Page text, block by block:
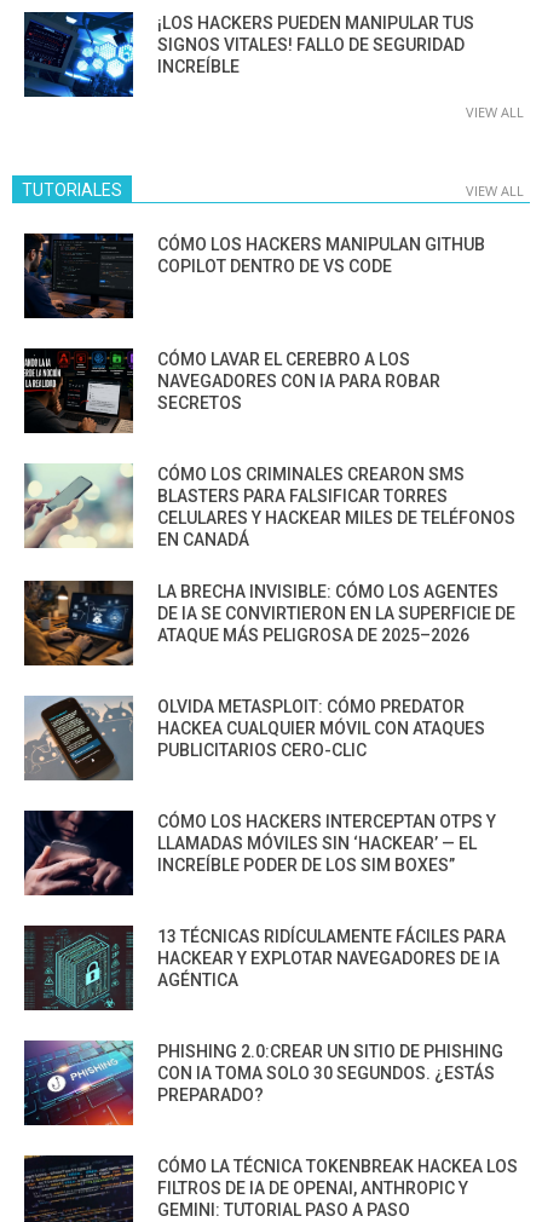
¡LOS HACKERS PUEDEN MANIPULAR TUS
SIGNOS VITALES! FALLO DE SEGURIDAD
INCREÍBLE
VIEW ALL
TUTORIALES VIEW ALL
CÓMO LOS HACKERS MANIPULAN GITHUB
COPILOT DENTRO DE VS CODE
CÓMO LAVAR EL CEREBRO A LOS
NAVEGADORES CON IA PARA ROBAR
SECRETOS
CÓMO LOS CRIMINALES CREARON SMS
BLASTERS PARA FALSIFICAR TORRES
CELULARES Y HACKEAR MILES DE TELÉFONOS
EN CANADÁ
LA BRECHA INVISIBLE: CÓMO LOS AGENTES
DE IA SE CONVIRTIERON EN LA SUPERFICIE DE
ATAQUE MÁS PELIGROSA DE 2025–2026
OLVIDA METASPLOIT: CÓMO PREDATOR
HACKEA CUALQUIER MÓVIL CON ATAQUES
PUBLICITARIOS CERO-CLIC
CÓMO LOS HACKERS INTERCEPTAN OTPS Y
LLAMADAS MÓVILES SIN ‘HACKEAR’ — EL
INCREÍBLE PODER DE LOS SIM BOXES”
13 TÉCNICAS RIDÍCULAMENTE FÁCILES PARA
HACKEAR Y EXPLOTAR NAVEGADORES DE IA
AGÉNTICA
PHISHING 2.0:CREAR UN SITIO DE PHISHING
CON IA TOMA SOLO 30 SEGUNDOS. ¿ESTÁS
PREPARADO?
CÓMO LA TÉCNICA TOKENBREAK HACKEA LOS
FILTROS DE IA DE OPENAI, ANTHROPIC Y
GEMINI: TUTORIAL PASO A PASO